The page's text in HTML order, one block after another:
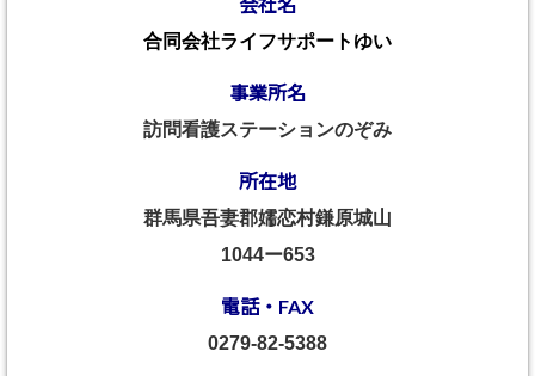
合同会社ライフサポートゆい
事業所名
訪問看護ステーションのぞみ
所在地
群馬県吾妻郡嬬恋村鎌原城山
1044ー653
電話・FAX
0279-82-5388